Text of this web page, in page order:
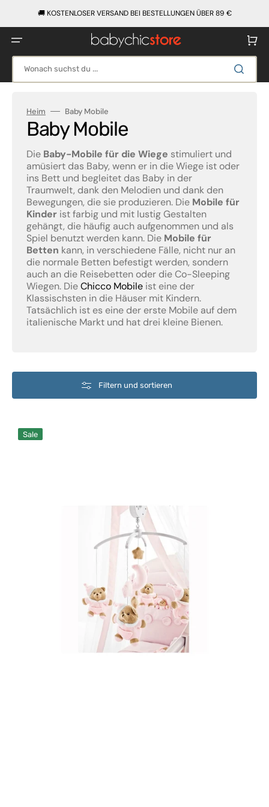
🚚 KOSTENLOSER VERSAND BEI BESTELLUNGEN ÜBER 89 €
Wonach suchst du ...
Heim Baby Mobile
Kategorie:
Baby Mobile
Die Baby-Mobile für die Wiege stimuliert und
amüsiert das Baby, wenn er in die Wiege ist oder
ins Bett und begleitet das Baby in der
Traumwelt, dank den Melodien und dank den
Bewegungen, die sie produzieren. Die Mobile für
Kinder ist farbig und mit lustig Gestalten
gehängt, die häufig auch aufgenommen und als
Spiel benutzt werden kann. Die Mobile für
Betten kann, in verschiedene Fälle, nicht nur an
die normale Betten befestigt werden, sondern
auch an die Reisebetten oder die Co-Sleeping
Wiegen. DieChicco Mobile ist eine der
Klassischsten in die Häuser mit Kindern.
Tatsächlich ist es eine der erste Mobile auf dem
italienische Markt und hat drei kleine Bienen.
Filtern und sortieren
Nanan
Mobile
Sale